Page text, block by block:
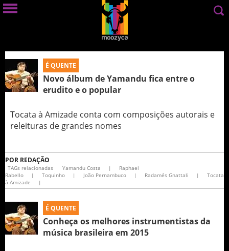
É QUENTE
Novo álbum de Yamandu fica entre o
erudito e o popular
Tocata à Amizade conta com composições autorais e
releituras de grandes nomes
POR REDAÇÃO
TAGs relacionadas Yamandu Costa |
Raphael
Rabello
| Toquinho | João Pernambuco | Radamés Gnattali |
Tocata
à Amizade
|
É QUENTE
Conheça os melhores instrumentistas da
música brasileira em 2015